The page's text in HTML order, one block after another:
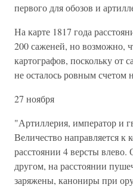
первого для обозов и
На карте 1817 года
200 саженей, но возможно,
картографов, поскольку от
не осталось ровным счетом
27 ноября
"Артиллерия, император и
Величество направляется
расстоянии 4 версты
другом, на расстоянии
заряжены, канониры при